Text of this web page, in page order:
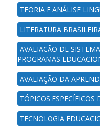
TEORIA E ANÁLISE
LITERATURA
AVALIAÇÃO DE
PROGRAMAS
AVALIAÇÃO DA
TÓPICOS ESPECÍFICOS
TECNOLOGIA